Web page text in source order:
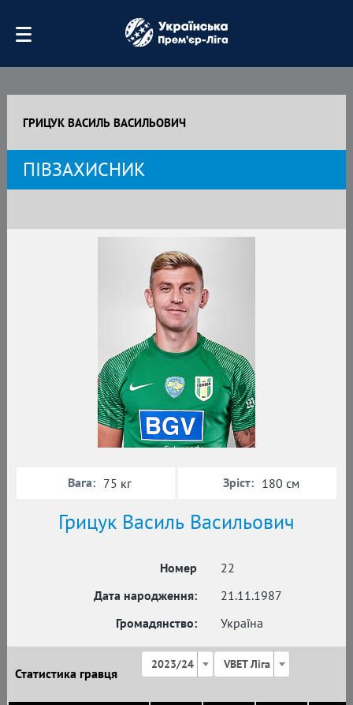
ГРИЦУК ВАСИЛЬ ВАСИЛЬОВИЧ
ПІВЗАХИСНИК
Грицук Василь Васильович
Номер
22
Дата народження:
21.11.1987
Громадянство:
Україна
Вага: 75 кг Зріст: 180 см
Статистика гравця
2023/24 VBET Ліга